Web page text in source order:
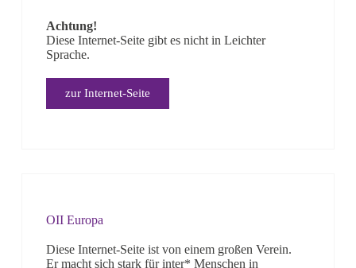
Achtung!
Diese Internet-Seite gibt es nicht in Leichter
Sprache.
zur Internet-Seite
OII Europa
Diese Internet-Seite ist von einem großen Verein.
Er macht sich stark für inter* Menschen in